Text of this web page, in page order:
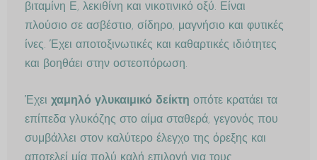
βιταμίνη Ε, λεκιθίνη και νικοτινικό οξύ. Είναι
πλούσιο σε ασβέστιο, σίδηρο, μαγνήσιο και φυτικές
ίνες. Έχει αποτοξινωτικές και καθαρτικές ιδιότητες
και βοηθάει στην οστεοπόρωση.
Έχει χαμηλό γλυκαιμικό δείκτη οπότε κρατάει τα
επίπεδα γλυκόζης στο αίμα σταθερά, γεγονός που
συμβάλλει στον καλύτερο έλεγχο της όρεξης και
αποτελεί μία πολύ καλή επιλογή για τους